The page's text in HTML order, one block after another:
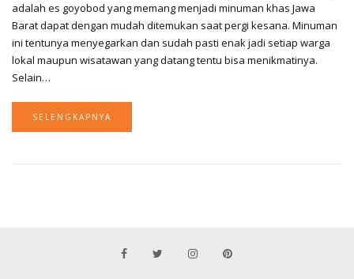
adalah es goyobod yang memang menjadi minuman khas Jawa
Barat dapat dengan mudah ditemukan saat pergi kesana. Minuman
ini tentunya menyegarkan dan sudah pasti enak jadi setiap warga
lokal maupun wisatawan yang datang tentu bisa menikmatinya.
Selain…
SELENGKAPNYA